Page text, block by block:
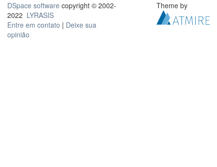
DSpace software copyright © 2002-
2022 LYRASIS
Entre em contato | Deixe sua
opinião
Theme by